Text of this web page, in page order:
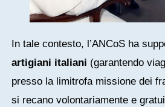
In tale contesto, l’ANCoS ha
artigiani italiani (garantendo
presso la limitrofa missione dei
si recano volontariamente e